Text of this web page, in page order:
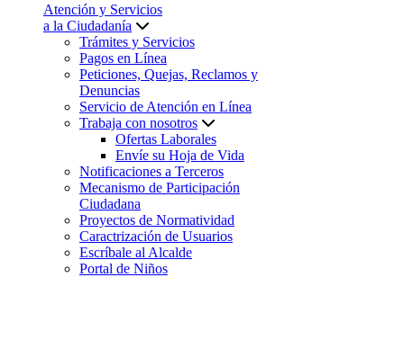
Atención y Servicios
a la Ciudadanía
Trámites y Servicios
Pagos en Línea
Peticiones, Quejas, Reclamos y
Denuncias
Servicio de Atención en Línea
Trabaja con nosotros
Ofertas Laborales
Envíe su Hoja de Vida
Notificaciones a Terceros
Mecanismo de Participación
Ciudadana
Proyectos de Normatividad
Caractrización de Usuarios
Escríbale al Alcalde
Portal de Niños